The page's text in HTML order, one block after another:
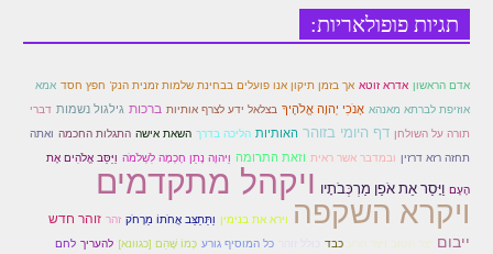
זוהר בלק למתקדמים
זוהר פנחס למתקדמים
ספר הזוהר – דברים
זוהר ואתחנן למתחילים
זוהר ואתחנן למתקדמים
תגיות פופולאריות:
אדם הראשון אדרא זוטא אך בזמן תיקון אנו פועלים בבחינת שלמות זמנית הנק' חפץ חסד אמא
אוזיפת לברתא מאנהא אָנֹכִי יְהוָה אֱלֹהֶיךָ בצלאל ידע לצרף אותיות ברכות גילגול נשמות דברי
תורה על השולחן דף היומי בזוהר האותיות הליכה בדרך השאת אישה התגלות החכמה ואתה
תחזה רזא דרזין ובמדבר אשר ראית וזאת התרומה וַיהוָה נָתַן חָכְמָה לִשְׁלֹמֹה וַיַּסֵּב אֱלֹהִים אֶת
הָעָם וַיָּסַר אֵת אֹפַן מַרְכְּבֹתָיו ויקהל מתקדמים
ויקרא השקפה וירא את בנימין וַתֵּתַצַּב אֲחֹתוֹ מֵרָחֹק זהר זוהר חדש
ייבום יצר הטוב ויצר הרע כבד כל המוסיף גורע כְּמוֹ שֶּׁהֵם [כגוונא] להעריך לחם